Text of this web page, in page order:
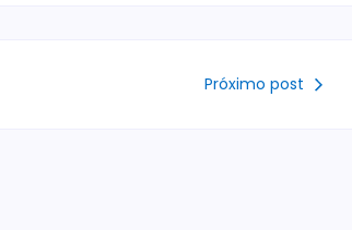
Próximo post